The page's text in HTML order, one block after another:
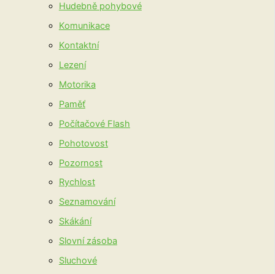
Hudebně pohybové
Komunikace
Kontaktní
Lezení
Motorika
Paměť
Počítačové Flash
Pohotovost
Pozornost
Rychlost
Seznamování
Skákání
Slovní zásoba
Sluchové